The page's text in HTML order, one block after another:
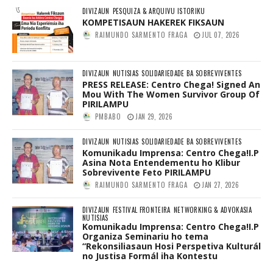
DIVIZAUN PESQUIZA & ARQUIVU ISTORIKU
KOMPETISAUN HAKEREK FIKSAUN
RAIMUNDO SARMENTO FRAGA JUL 07, 2026
DIVIZAUN NUTISIAS SOLIDARIEDADE BA SOBREVIVENTES
PRESS RELEASE: Centro Chega! Signed An
Mou With The Women Survivor Group Of
PIRILAMPU
PMBABO JAN 29, 2026
DIVIZAUN NUTISIAS SOLIDARIEDADE BA SOBREVIVENTES
Komunikadu Imprensa: Centro Chega!I.P
Asina Nota Entendementu ho Klibur
Sobrevivente Feto PIRILAMPU
RAIMUNDO SARMENTO FRAGA JAN 27, 2026
DIVIZAUN FESTIVAL FRONTEIRA NETWORKING & ADVOKASIA
NUTISIAS
Komunikadu Imprensa: Centro Chega!I.P
Organiza Seminariu ho tema
“Rekonsiliasaun Hosi Perspetiva Kulturál
no Justisa Formál iha Kontestu